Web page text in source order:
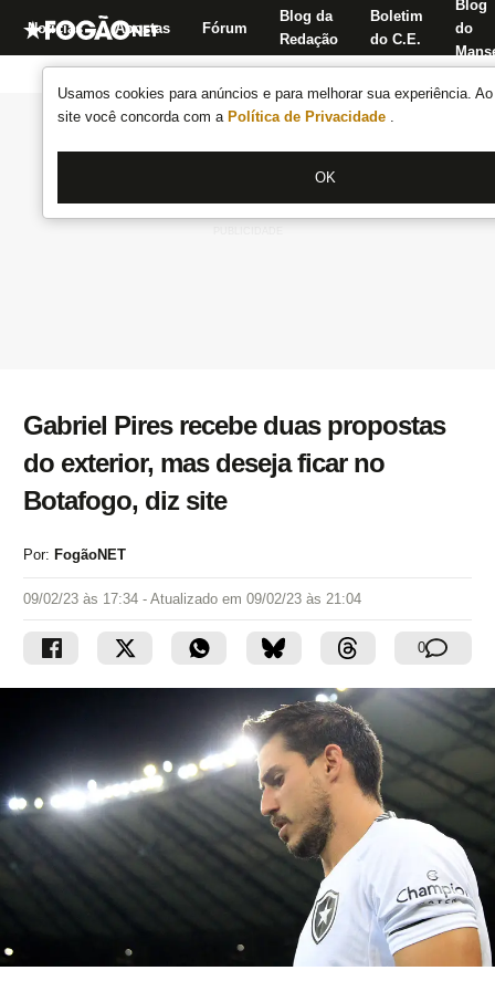
Usamos cookies para anúncios e para melhorar sua experiência.
site você concorda com a Política de Privacidade .
OK
Notícias Apostas Fórum
Blog da
Redação
Boletim
do C.E.
Blog
do
Gabriel Pires recebe duas propostas
do exterior, mas deseja ficar no
Botafogo, diz site
Por: FogãoNET
09/02/23 às 17:34 - Atualizado em 09/02/23 às 21:04
0